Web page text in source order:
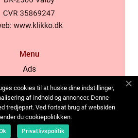
www.klikko.dk
Menu
Ads
Cookies
Contact
Sitemap
cookies til at huske dine indstillinger,
af indhold og annoncer. Denne
tredjepart. Ved fortsat brug af websiden
du cookiepolitikken.
Privatlivspolitik